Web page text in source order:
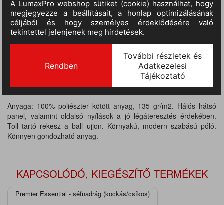
:
36 db
TERMÉKINFORMÁCIÓ
Anyaga: 100% poliészter kötött anyag, 135 gr/m2. Hálós hátsó
panel, valamint oldalsó nyílások a jó légáteresztés érdekében.
Toll tartó rekesz a ball ujjon. Környakú, modern szabású póló.
Könnyen gondozható anyag.
KAPCSOLÓDÓ, KIEGÉSZÍTŐ TERMÉKEK
Premier Essential - séfnadrág (kockás/csíkos)